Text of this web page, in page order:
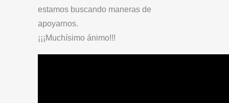
estamos buscando maneras de
apoyarnos.
¡¡¡Muchísimo ánimo!!!